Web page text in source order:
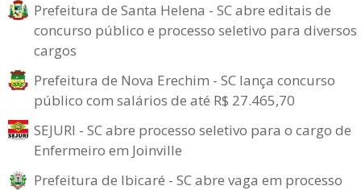
Prefeitura de Santa Helena - SC abre editais de
concurso público e processo seletivo para diversos
cargos
Prefeitura de Nova Erechim - SC lança concurso
público com salários de até R$ 27.465,70
SEJURI - SC abre processo seletivo para o cargo de
Enfermeiro em Joinville
Prefeitura de Ibicaré - SC abre vaga em processo